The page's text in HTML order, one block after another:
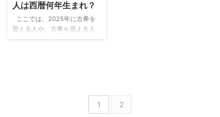
イテム ちゃんちゃんこ ｢いら
ないかと思ったけれど、意外
と似合って場が盛り上がっ
...
人は西暦何年生まれ？
ここでは、2025年に古希を
迎える人や、古希を迎える人
が生まれた年の出来事・流行
方はコチラ。 古希祝いは何歳
1 2